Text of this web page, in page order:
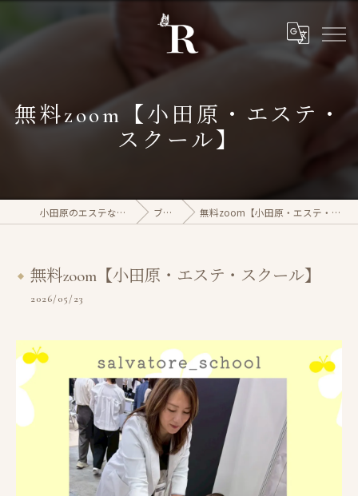
無料zoom【小田原・エステ・
スクール】
小田原のエステならrasera ブログ 無料zoom【小田原・エステ・スクール】
無料zoom【小田原・エステ・スクール】
2026/05/23